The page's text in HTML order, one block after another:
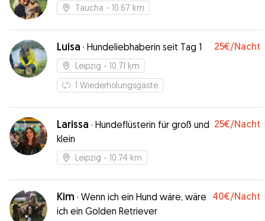
Taucha - 10.67 km
Luisa · Hundeliebhaberin seit Tag 1 25€/Nacht
Leipzig - 10.71 km
1 Wiederholungsgäste
Larissa · Hundeflüsterin für groß und
klein
25€/Nacht
Leipzig - 10.74 km
Kim · Wenn ich ein Hund wäre, wäre
ich ein Golden Retriever
40€/Nacht